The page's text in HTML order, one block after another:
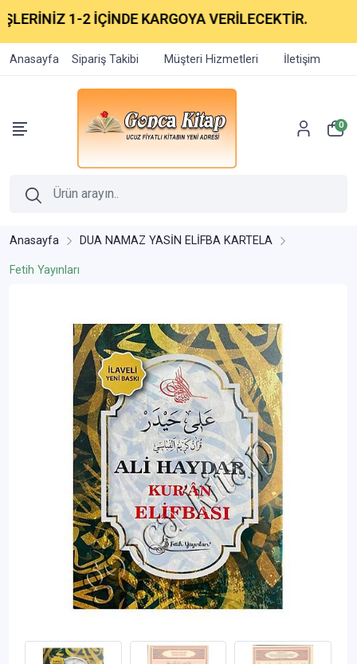
1-2 İÇİNDE KARGOYA VERİLECEKTİR.
Anasayfa Sipariş Takibi Müşteri Hizmetleri İletişim
0
Anasayfa DUA NAMAZ YASİN ELİFBA KARTELA
Fetih Yayınları